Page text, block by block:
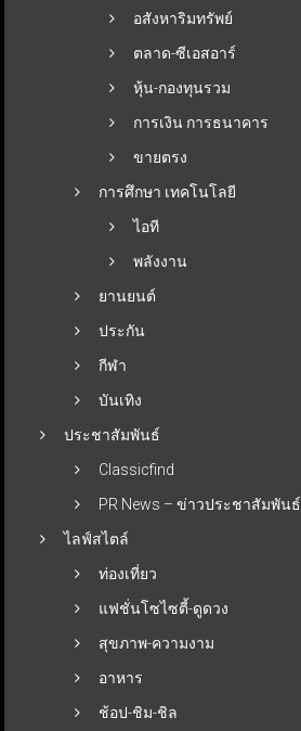
อสังหาริมทรัพย์
ตลาด-ซีเอสอาร์
หุ้น-กองทุนรวม
การเงิน การธนาคาร
ขายตรง
การศึกษา เทคโนโลยี
ไอที
พลังงาน
ยานยนต์
ประกัน
กีฬา
บันเทิง
ประชาสัมพันธ์
Classicfind
PR News – ข่าวประชาสัมพันธ์
ไลฟ์สไตล์
ท่องเที่ยว
แฟชั่นโซไซตี้-ดูดวง
สุขภาพ-ความงาม
อาหาร
ช้อป-ชิม-ชิล